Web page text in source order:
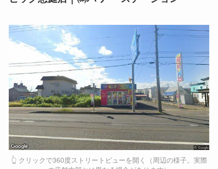
👆 クリックで360度ストリートビューを開く（周辺の様子。実際